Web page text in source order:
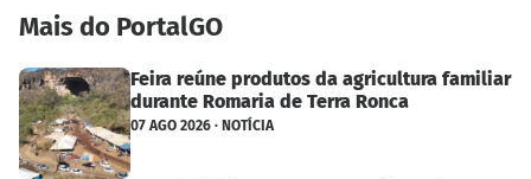
Mais do PortalGO
Feira reúne produtos da agricultura familiar
durante Romaria de Terra Ronca
07 AGO 2026 · NOTÍCIA